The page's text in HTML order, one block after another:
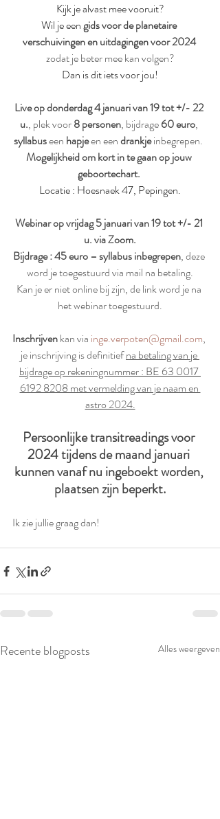
Kijk je alvast mee vooruit?
Wil je een gids voor de planetaire
verschuivingen en uitdagingen voor 2024
zodat je beter mee kan volgen?
Dan is dit iets voor jou!
Live op donderdag 4 januari van 19 tot +/- 22
u., plek voor 8 personen, bijdrage 60 euro,
syllabus een hapje en een drankje inbegrepen.
Mogelijkheid om kort in te gaan op jouw
geboortechart.
Locatie : Hoesnaek 47, Pepingen.
Webinar op vrijdag 5 januari van 19 tot +/- 21
u. via Zoom.
Bijdrage : 45 euro – syllabus inbegrepen, deze
word je toegestuurd via mail na betaling.
Kan je er niet online bij zijn, de link word je na
het webinar toegestuurd.
Inschrijven kan via inge.verpoten@gmail.com,
je inschrijving is definitief na betaling van je
bijdrage op rekeningnummer : BE 63 0017
6192 8208 met vermelding van je naam en
astro 2024.
Persoonlijke transitreadings voor
2024 tijdens de maand januari
kunnen vanaf nu ingeboekt worden,
plaatsen zijn beperkt.
Ik zie jullie graag dan!
Recente blogposts Alles weergeven